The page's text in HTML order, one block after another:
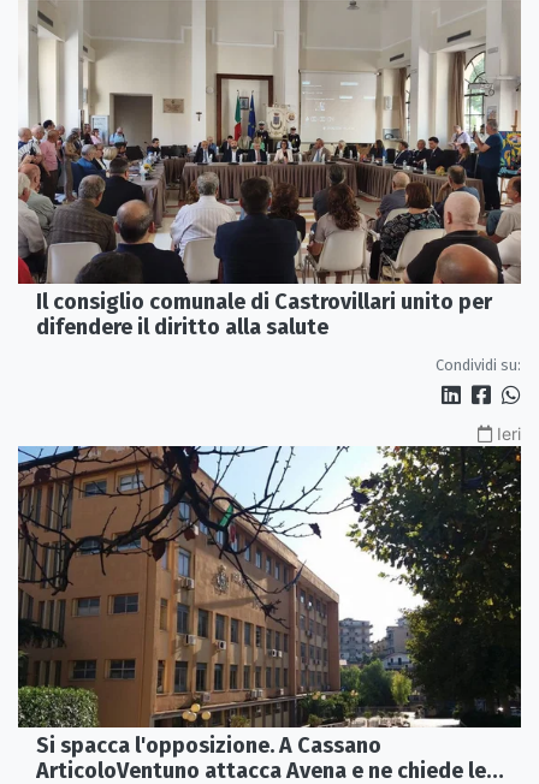
Il consiglio comunale di Castrovillari unito per
difendere il diritto alla salute
Condividi su:
Ieri
Si spacca l'opposizione. A Cassano
ArticoloVentuno attacca Avena e ne chiede le